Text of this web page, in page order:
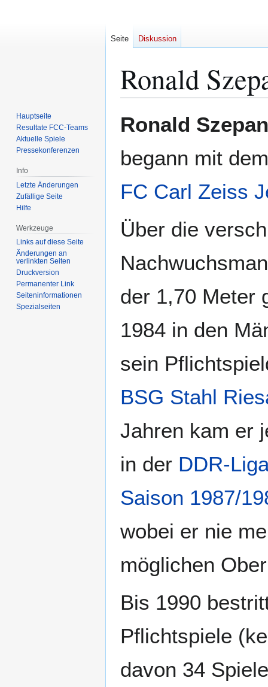
Ronald
Navigation
Suche
Ronald
begann mit
FC Carl Zeiss
Über die
der 1,70 Meter
1984 in den
sein
BSG Stahl
Jahren kam er
in der DDR-
Saison 1987/
wobei er nie
möglichen
Bis 1990
Pflichtspiele
davon 34
Seite Diskussion
Hauptseite
Resultate FCC-Teams
Aktuelle Spiele
Pressekonferenzen
Info
Letzte Änderungen
Zufällige Seite
Hilfe
Werkzeuge
Links auf diese Seite
Änderungen an
verlinkten Seiten
Druckversion
Permanenter Link
Seiten­­informationen
Spezialseiten